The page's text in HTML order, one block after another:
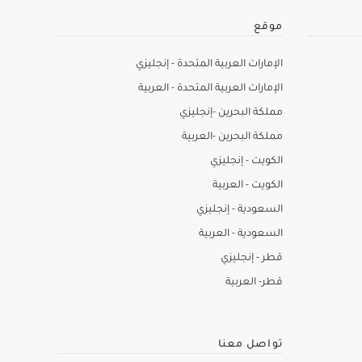
موقع
الإمارات العربية المتحدة - إنجليزي
الإمارات العربية المتحدة - العربية
مملكة البحرين -إنجليزي
مملكة البحرين -العربية
الكويت - إنجليزي
الكويت - العربية
السعودية - إنجليزي
السعودية - العربية
قطر - إنجليزي
قطر- العربية
تواصل معنا